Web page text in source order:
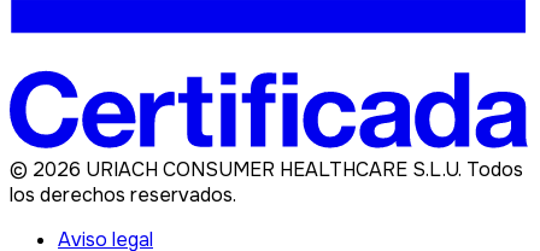
© 2026 URIACH CONSUMER HEALTHCARE S.L.U. Todos
los derechos reservados.
Aviso legal